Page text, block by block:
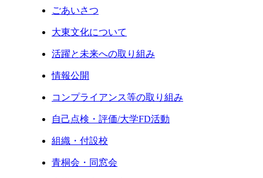
ごあいさつ
大東文化について
活躍と未来への取り組み
情報公開
コンプライアンス等の取り組み
自己点検・評価/大学FD活動
組織・付設校
青桐会・同窓会